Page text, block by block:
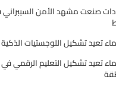
صنعت مشهد الأمن
تعيد تشكيل التعليم الرقمي في